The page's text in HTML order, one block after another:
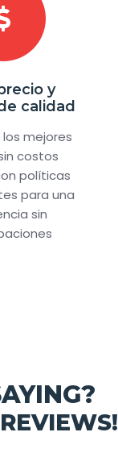
y
calidad
mejores
costos
políticas
para una
sin